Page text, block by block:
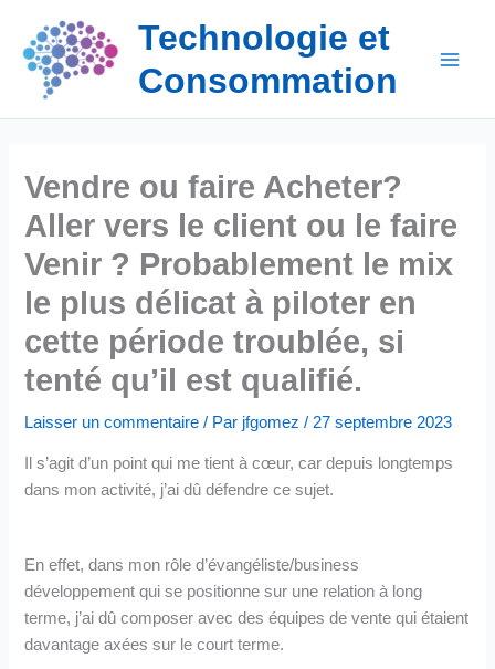
contenu
Technologie et
Consommation
Vendre ou faire Acheter?
Aller vers le client ou le faire
Venir ? Probablement le mix
le plus délicat à piloter en
cette période troublée, si
tenté qu’il est qualifié.
Laisser un commentaire / Par jfgomez/ 27 septembre 2023
Il s’agit d’un point qui me tient à cœur, car depuis longtemps
dans mon activité, j’ai dû défendre ce sujet.
En effet, dans mon rôle d’évangéliste/business
développement qui se positionne sur une relation à long
terme, j’ai dû composer avec des équipes de vente qui étaient
davantage axées sur le court terme.